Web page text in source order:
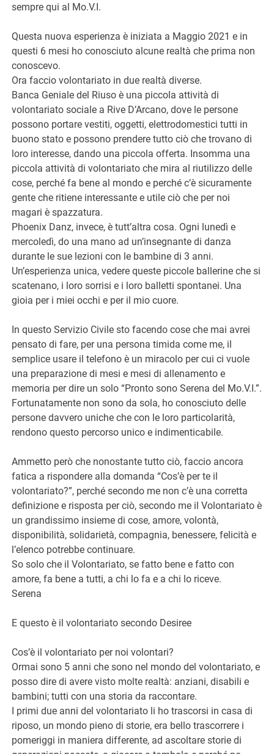
sempre qui al Mo.V.I.
Questa nuova esperienza è iniziata a Maggio 2021 e in
questi 6 mesi ho conosciuto alcune realtà che prima non
conoscevo.
Ora faccio volontariato in due realtà diverse.
Banca Geniale del Riuso è una piccola attività di
volontariato sociale a Rive D’Arcano, dove le persone
possono portare vestiti, oggetti, elettrodomestici tutti in
buono stato e possono prendere tutto ciò che trovano di
loro interesse, dando una piccola offerta. Insomma una
piccola attività di volontariato che mira al riutilizzo delle
cose, perché fa bene al mondo e perché c’è sicuramente
gente che ritiene interessante e utile ciò che per noi
magari è spazzatura.
Phoenix Danz, invece, è tutt’altra cosa. Ogni lunedì e
mercoledì, do una mano ad un’insegnante di danza
durante le sue lezioni con le bambine di 3 anni.
Un’esperienza unica, vedere queste piccole ballerine che si
scatenano, i loro sorrisi e i loro balletti spontanei. Una
gioia per i miei occhi e per il mio cuore.
In questo Servizio Civile sto facendo cose che mai avrei
pensato di fare, per una persona timida come me, il
semplice usare il telefono è un miracolo per cui ci vuole
una preparazione di mesi e mesi di allenamento e
memoria per dire un solo “Pronto sono Serena del Mo.V.I.”.
Fortunatamente non sono da sola, ho conosciuto delle
persone davvero uniche che con le loro particolarità,
rendono questo percorso unico e indimenticabile.
Ammetto però che nonostante tutto ciò, faccio ancora
fatica a rispondere alla domanda “Cos’è per te il
volontariato?”, perché secondo me non c’è una corretta
definizione e risposta per ciò, secondo me il Volontariato è
un grandissimo insieme di cose, amore, volontà,
disponibilità, solidarietà, compagnia, benessere, felicità e
l’elenco potrebbe continuare.
So solo che il Volontariato, se fatto bene e fatto con
amore, fa bene a tutti, a chi lo fa e a chi lo riceve.
Serena
E questo è il volontariato secondo Desiree
Cos’è il volontariato per noi volontari?
Ormai sono 5 anni che sono nel mondo del volontariato, e
posso dire di avere visto molte realtà: anziani, disabili e
bambini; tutti con una storia da raccontare.
I primi due anni del volontariato li ho trascorsi in casa di
riposo, un mondo pieno di storie, era bello trascorrere i
pomeriggi in maniera differente, ad ascoltare storie di